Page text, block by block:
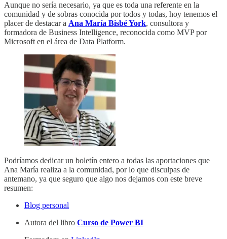
Aunque no sería necesario, ya que es toda una referente en la
comunidad y de sobras conocida por todos y todas, hoy tenemos el
placer de destacar a Ana María Bisbé York, consultora y
formadora de Business Intelligence, reconocida como MVP por
Microsoft en el área de Data Platform.
Podríamos dedicar un boletín entero a todas las aportaciones que
Ana María realiza a la comunidad, por lo que disculpas de
antemano, ya que seguro que algo nos dejamos con este breve
resumen:
Blog personal
Autora del libro Curso de Power BI